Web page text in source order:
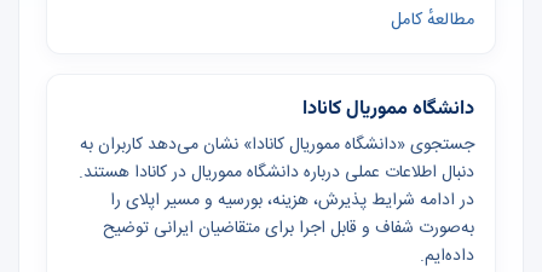
مطالعهٔ کامل
دانشگاه مموریال کانادا
جستجوی «دانشگاه مموریال کانادا» نشان می‌دهد کاربران به
دنبال اطلاعات عملی درباره دانشگاه مموریال در کانادا هستند.
در ادامه شرایط پذیرش، هزینه، بورسیه و مسیر اپلای را
به‌صورت شفاف و قابل اجرا برای متقاضیان ایرانی توضیح
داده‌ایم.